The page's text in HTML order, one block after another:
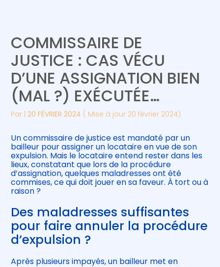
Gérer votre quotidien
Piloter votre entreprise
Développer votre entreprise
Être prêt pour la facturation
électronique
Suivre votre comptabilité
Gérer vos ressources humaines
COMMISSAIRE DE
JUSTICE : CAS VÉCU
D’UNE ASSIGNATION BIEN
(MAL ?) EXÉCUTÉE…
Par |20 FÉVRIER 2024 ( Mise à jour 20 février 2024)
Un commissaire de justice est mandaté par un
bailleur pour assigner un locataire en vue de son
expulsion. Mais le locataire entend rester dans les
lieux, constatant que lors de la procédure
d’assignation, quelques maladresses ont été
commises, ce qui doit jouer en sa faveur. À tort ou à
raison ?
Des maladresses suffisantes
pour faire annuler la procédure
d’expulsion ?
Après plusieurs impayés, un bailleur met en